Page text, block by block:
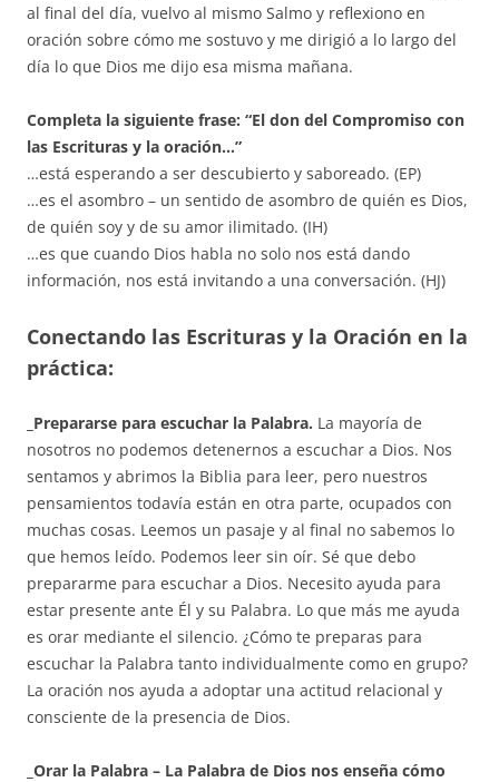
al final del día, vuelvo al mismo Salmo y reflexiono en
oración sobre cómo me sostuvo y me dirigió a lo largo del
día lo que Dios me dijo esa misma mañana.
Completa la siguiente frase: “El don del Compromiso con
las Escrituras y la oración…”
…está esperando a ser descubierto y saboreado. (EP)
…es el asombro – un sentido de asombro de quién es Dios,
de quién soy y de su amor ilimitado. (IH)
…es que cuando Dios habla no solo nos está dando
información, nos está invitando a una conversación. (HJ)
Conectando las Escrituras y la Oración en la
práctica:
_Prepararse para escuchar la Palabra. La mayoría de
nosotros no podemos detenernos a escuchar a Dios. Nos
sentamos y abrimos la Biblia para leer, pero nuestros
pensamientos todavía están en otra parte, ocupados con
muchas cosas. Leemos un pasaje y al final no sabemos lo
que hemos leído. Podemos leer sin oír. Sé que debo
prepararme para escuchar a Dios. Necesito ayuda para
estar presente ante Él y su Palabra. Lo que más me ayuda
es orar mediante el silencio. ¿Cómo te preparas para
escuchar la Palabra tanto individualmente como en grupo?
La oración nos ayuda a adoptar una actitud relacional y
consciente de la presencia de Dios.
_Orar la Palabra – La Palabra de Dios nos enseña cómo